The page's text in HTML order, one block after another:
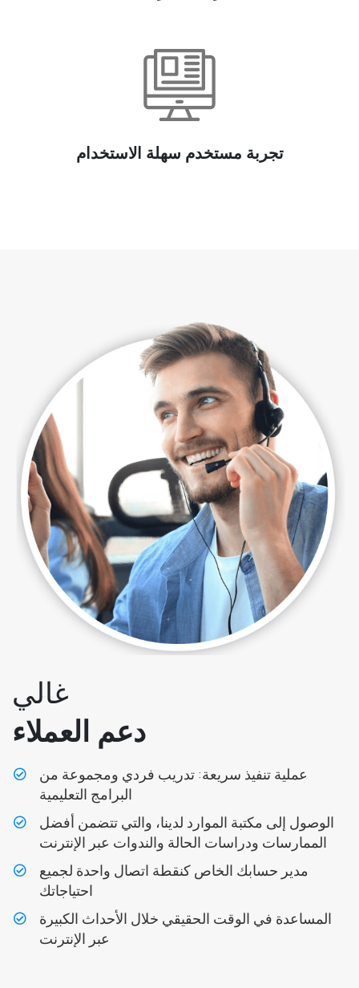
تجربة مستخدم سهلة الاستخدام
غالي
دعم العملاء
عملية تنفيذ سريعة: تدريب فردي ومجموعة من
البرامج التعليمية
الوصول إلى مكتبة الموارد لدينا، والتي تتضمن أفضل
الممارسات ودراسات الحالة والندوات عبر الإنترنت
مدير حسابك الخاص كنقطة اتصال واحدة لجميع
احتياجاتك
المساعدة في الوقت الحقيقي خلال الأحداث الكبيرة
عبر الإنترنت